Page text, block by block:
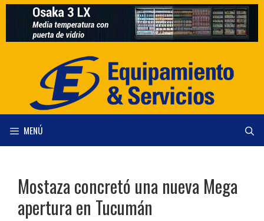
Saltar
contenido
MENÚ
Mostaza concretó una nueva Mega
apertura en Tucumán